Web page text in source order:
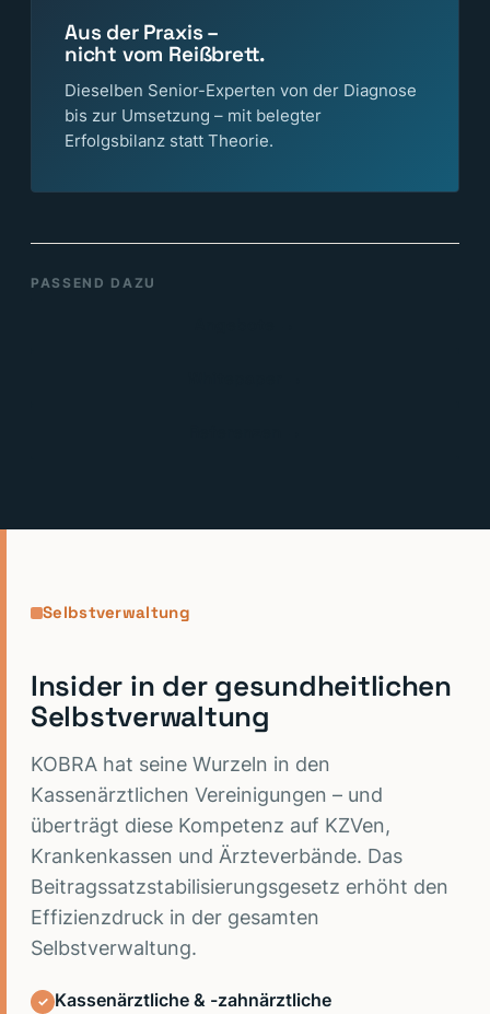
Aus der Praxis –
nicht vom Reißbrett.
Dieselben Senior-Experten von der Diagnose
bis zur Umsetzung – mit belegter
Erfolgsbilanz statt Theorie.
PASSEND DAZU
Selbstverwaltung
Insider in der gesundheitlichen
Selbstverwaltung
KOBRA hat seine Wurzeln in den
Kassenärztlichen Vereinigungen – und
überträgt diese Kompetenz auf KZVen,
Krankenkassen und Ärzteverbände. Das
Beitragssatzstabilisierungsgesetz erhöht den
Effizienzdruck in der gesamten
Selbstverwaltung.
✓ Kassenärztliche & -zahnärztliche